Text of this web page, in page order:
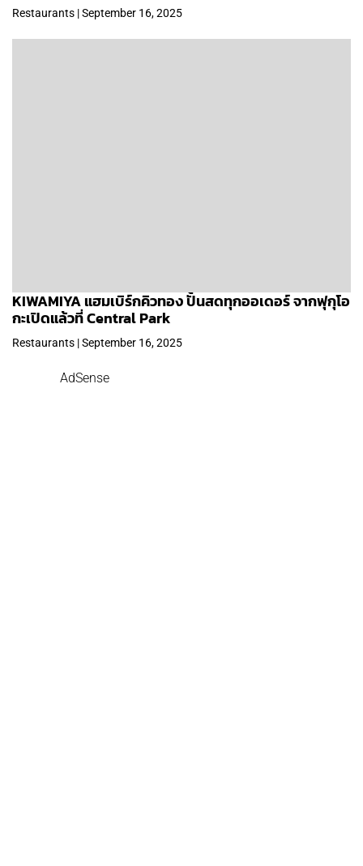
Restaurants | September 16, 2025
KIWAMIYA แฮมเบิร์กคิวทอง ปั้นสดทุกออเดอร์ จากฟุกุโอ
กะเปิดแล้วที่ Central Park
Restaurants | September 16, 2025
AdSense